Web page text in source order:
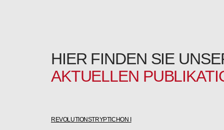
HIER FINDEN SIE
AKTUELLEN
REVOLUTIONSTRYPTICHON I